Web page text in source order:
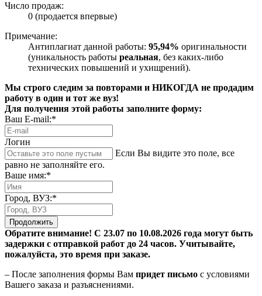
Число продаж:
0 (продается впервые)
Примечание:
Антиплагиат данной работы: 95,94% оригинальности
(уникальность работы реальная, без каких-либо
технических повышений и ухищрений).
Мы строго следим за повторами и НИКОГДА не продадим
работу в один и тот же вуз!
Для получения этой работы заполните форму:
Ваш E-mail:*
Логин
Если Вы видите это поле, все
равно не заполняйте его.
Ваше имя:*
Город, ВУЗ:*
Продолжить
Обратите внимание! С 23.07 по 10.08.2026 года могут быть
задержки с отправкой работ до 24 часов. Учитывайте,
пожалуйста, это время при заказе.
– После заполнения формы Вам придет письмо с условиями
Вашего заказа и разъяснениями.